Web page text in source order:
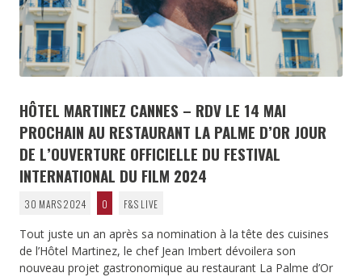
HÔTEL MARTINEZ CANNES – RDV LE 14 MAI
PROCHAIN AU RESTAURANT LA PALME D’OR JOUR
DE L’OUVERTURE OFFICIELLE DU FESTIVAL
INTERNATIONAL DU FILM 2024
30 MARS 2024 0 F&S LIVE
Tout juste un an après sa nomination à la tête des cuisines
de l’Hôtel Martinez, le chef Jean Imbert dévoilera son
nouveau projet gastronomique au restaurant La Palme d’Or